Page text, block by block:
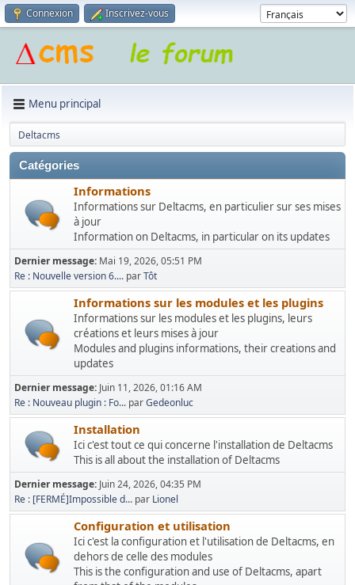
Connexion Inscrivez-vous
Menu principal
Deltacms
Catégories
Informations
Informations sur Deltacms, en particulier sur ses mises
à jour
Information on Deltacms, in particular on its updates
Dernier message: Mai 19, 2026, 05:51 PM
Re : Nouvelle version 6.... parTôt
Informations sur les modules et les plugins
Informations sur les modules et les plugins, leurs
créations et leurs mises à jour
Modules and plugins informations, their creations and
updates
Dernier message: Juin 11, 2026, 01:16 AM
Re : Nouveau plugin : Fo... parGedeonluc
Installation
Ici c'est tout ce qui concerne l'installation de Deltacms
This is all about the installation of Deltacms
Dernier message: Juin 24, 2026, 04:35 PM
Re : [FERMÉ]Impossible d... par Lionel
Configuration et utilisation
Ici c'est la configuration et l'utilisation de Deltacms, en
dehors de celle des modules
This is the configuration and use of Deltacms, apart